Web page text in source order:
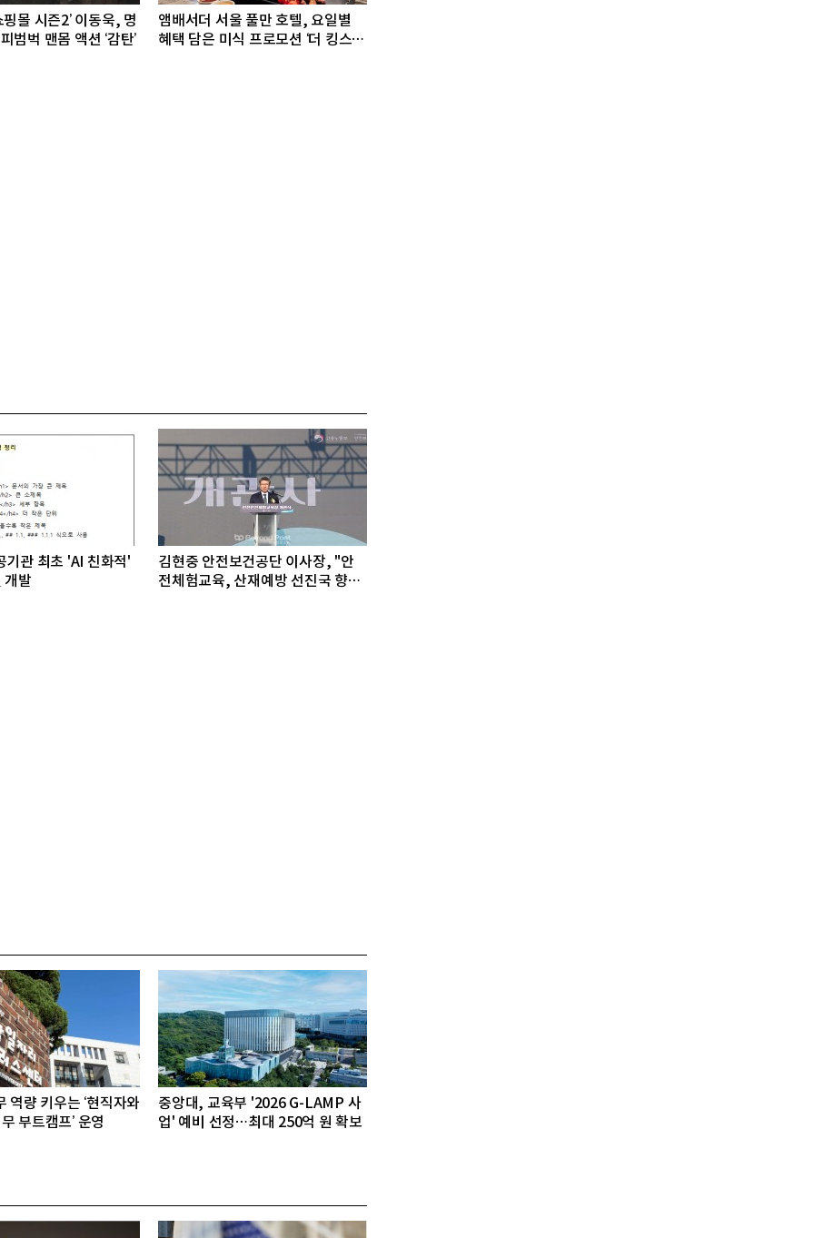
핑몰 시즌2’ 이동욱, 명
범벅 맨몸 액션 ‘감탄’
앰배서더 서울 풀만 호텔, 요일별
혜택 담은 미식 프로모션 ‘더 킹스 :
기관 최초 'AI 친화적'
개발
김현중 안전보건공단 이사장, "안
전체험교육, 산재예방 선진국 향한
역량 키우는 ‘현직자와
부트캠프’ 운영
중앙대, 교육부 '2026 G-LAMP 사
업' 예비 선정…최대 250억 원 확보